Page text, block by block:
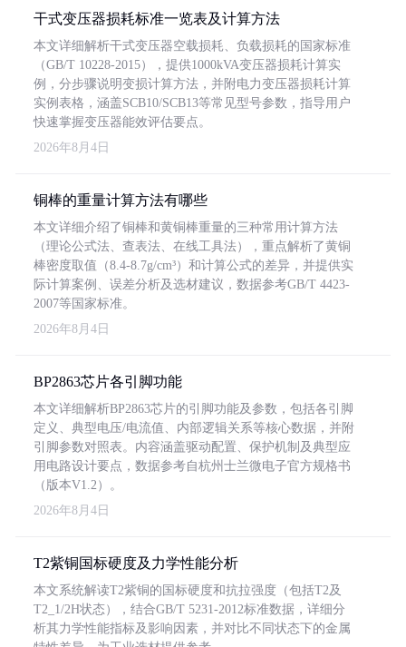
干式变压器损耗标准一览表及计算方法
本文详细解析干式变压器空载损耗、负载损耗的国家标准
（GB/T 10228-2015），提供1000kVA变压器损耗计算实
例，分步骤说明变损计算方法，并附电力变压器损耗计算
实例表格，涵盖SCB10/SCB13等常见型号参数，指导用户
快速掌握变压器能效评估要点。
2026年8月4日
铜棒的重量计算方法有哪些
本文详细介绍了铜棒和黄铜棒重量的三种常用计算方法
（理论公式法、查表法、在线工具法），重点解析了黄铜
棒密度取值（8.4-8.7g/cm³）和计算公式的差异，并提供实
际计算案例、误差分析及选材建议，数据参考GB/T 4423-
2007等国家标准。
2026年8月4日
BP2863芯片各引脚功能
本文详细解析BP2863芯片的引脚功能及参数，包括各引脚
定义、典型电压/电流值、内部逻辑关系等核心数据，并附
引脚参数对照表。内容涵盖驱动配置、保护机制及典型应
用电路设计要点，数据参考自杭州士兰微电子官方规格书
（版本V1.2）。
2026年8月4日
T2紫铜国标硬度及力学性能分析
本文系统解读T2紫铜的国标硬度和抗拉强度（包括T2及
T2_1/2H状态），结合GB/T 5231-2012标准数据，详细分
析其力学性能指标及影响因素，并对比不同状态下的金属